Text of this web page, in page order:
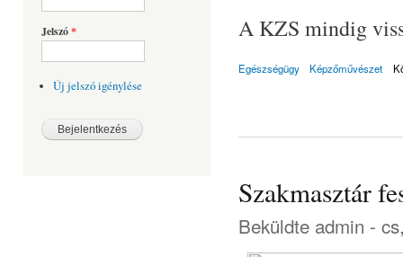
Jelszó*
Új jelszó igénylése
A KZS mindig
Egészségügy Képzőművészet
Szakmasztár
Beküldte admin -